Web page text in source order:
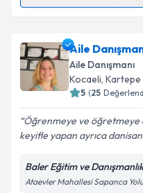
Randevu Takvimi
Klinik Psikolog Can
oluşturun. Size bu
takvim
E-posta Adresiniz
Kişisel verilerimin
Aile
Aile Danışmanı
Kocaeli, Kartepe
(
Öğrenmeye ve öğretmeye
keyifle yapan ayrıca
Baler Eğitim ve
Ataevler Mahallesi Sapanca